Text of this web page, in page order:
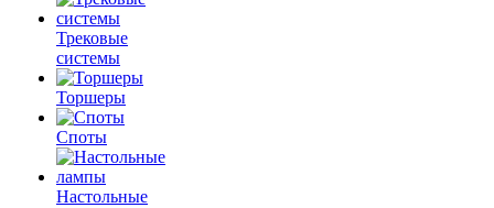
Трековые
системы
Торшеры
Споты
Настольные